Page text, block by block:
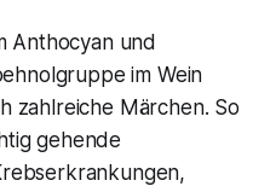
Anthocyan und
im Wein
zahlreiche Märchen. So
gehende